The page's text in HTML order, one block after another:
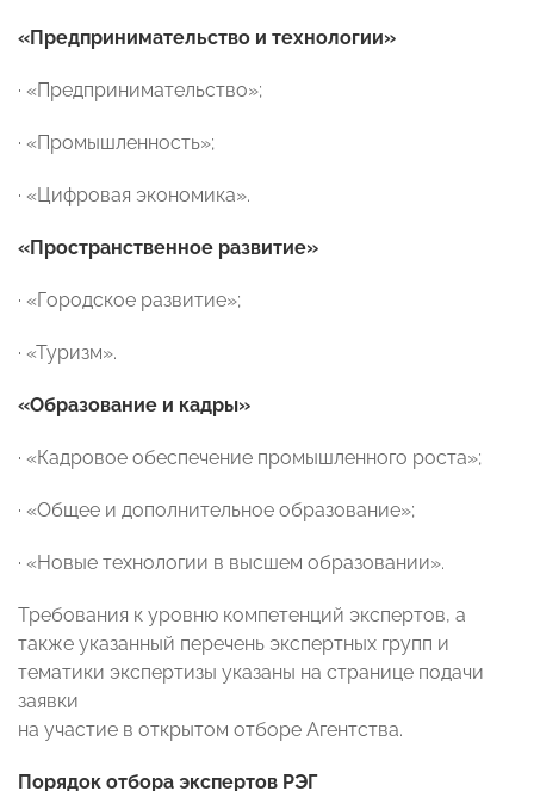
«Предпринимательство и технологии»
· «Предпринимательство»;
· «Промышленность»;
· «Цифровая экономика».
«Пространственное развитие»
· «Городское развитие»;
· «Туризм».
«Образование и кадры»
· «Кадровое обеспечение промышленного роста»;
· «Общее и дополнительное образование»;
· «Новые технологии в высшем образовании».
Требования к уровню компетенций экспертов, а
также указанный перечень экспертных групп и
тематики экспертизы указаны на странице подачи
заявки
на участие в открытом отборе Агентства.
Порядок отбора экспертов РЭГ